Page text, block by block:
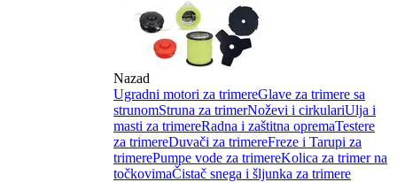
Nazad
Ugradni motori za trimereGlave za trimere sa
strunomStruna za trimerNoževi i cirkulariUlja i
masti za trimereRadna i zaštitna opremaTestere
za trimereDuvači za trimereFreze i Tarupi za
trimerePumpe vode za trimereKolica za trimer na
točkovimaČistač snega i šljunka za trimere